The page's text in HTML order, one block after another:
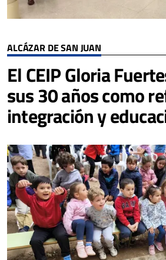
ALCÁZAR DE SAN JUAN
El CEIP Gloria
sus 30 años como
integración y